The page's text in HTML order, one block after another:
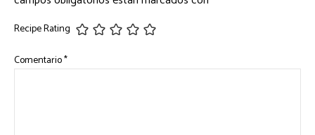
Recipe Rating
Comentario*